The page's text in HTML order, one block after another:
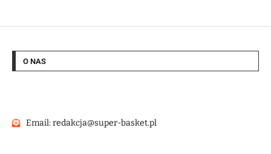
O NAS
Email: redakcja@super-basket.pl